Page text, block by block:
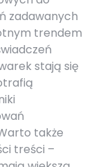
zadawanych
trendem
stają się
także
treści –